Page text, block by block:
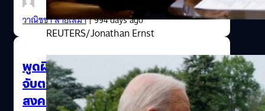
REUTERS/Jonathan Ernst
วาณิชชา สายเสมา| 994 days ago
พูดผิดบ่อยเกินไป? ปธน.ไบเดน ถูก
จับตาหลังพูดผิดว่ารัสเซียพ่ายแพ้
สงครามอิรัก